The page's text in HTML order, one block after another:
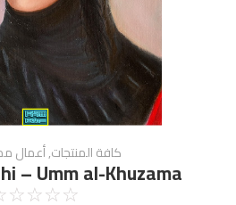
كافة المنتجات,أعمال
– Umm al-Khuzama
☆
☆
☆
☆